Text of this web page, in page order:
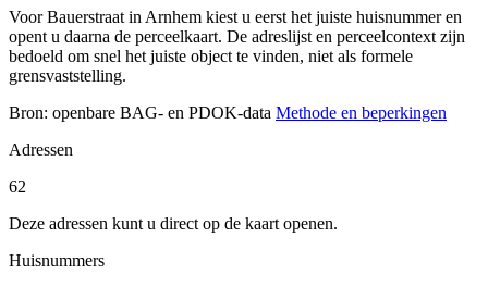
Voor Bauerstraat in Arnhem kiest u eerst het juiste huisnummer en
opent u daarna de perceelkaart. De adreslijst en perceelcontext zijn
bedoeld om snel het juiste object te vinden, niet als formele
grensvaststelling.
Bron: openbare BAG- en PDOK-data Methode en beperkingen
Adressen
62
Deze adressen kunt u direct op de kaart openen.
Huisnummers